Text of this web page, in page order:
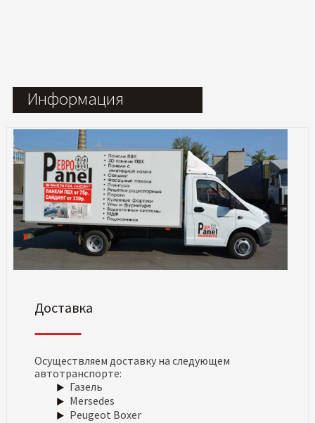
Информация
Доставка
Осуществляем доставку на следующем
автотранспорте:
Газель
Mersedes
Peugeot Boxer